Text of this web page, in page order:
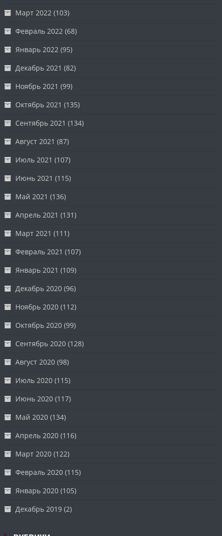
Март 2022 (103)
Февраль 2022 (68)
Январь 2022 (95)
Декабрь 2021 (82)
Ноябрь 2021 (99)
Октябрь 2021 (135)
Сентябрь 2021 (134)
Август 2021 (87)
Июль 2021 (107)
Июнь 2021 (115)
Май 2021 (136)
Апрель 2021 (131)
Март 2021 (111)
Февраль 2021 (107)
Январь 2021 (109)
Декабрь 2020 (96)
Ноябрь 2020 (112)
Октябрь 2020 (99)
Сентябрь 2020 (128)
Август 2020 (98)
Июль 2020 (115)
Июнь 2020 (117)
Май 2020 (134)
Апрель 2020 (116)
Март 2020 (122)
Февраль 2020 (115)
Январь 2020 (105)
Декабрь 2019 (2)